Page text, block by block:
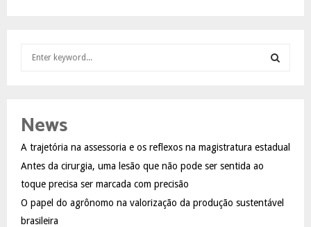
h
o
r
:
A
C
News
A trajetória na assessoria e os reflexos na magistratura estadual
Antes da cirurgia, uma lesão que não pode ser sentida ao
toque precisa ser marcada com precisão
O papel do agrônomo na valorização da produção sustentável
brasileira